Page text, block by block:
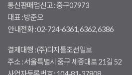
통신판매업신고 : 중구07973
대표 : 방준오
안내전화 : 02-724-6361, 6362, 6386
결제대행 : (주)디지틀조선일보
주소 : 서울특별시 중구 세종대로 21길 52